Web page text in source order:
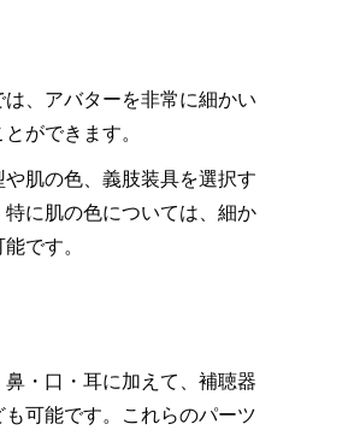
、アバターを非常に細かい
ができます。
や肌の色、義肢装具を選択す
に肌の色については、細か
です。
鼻・口・耳に加えて、補聴器
可能です。これらのパーツ